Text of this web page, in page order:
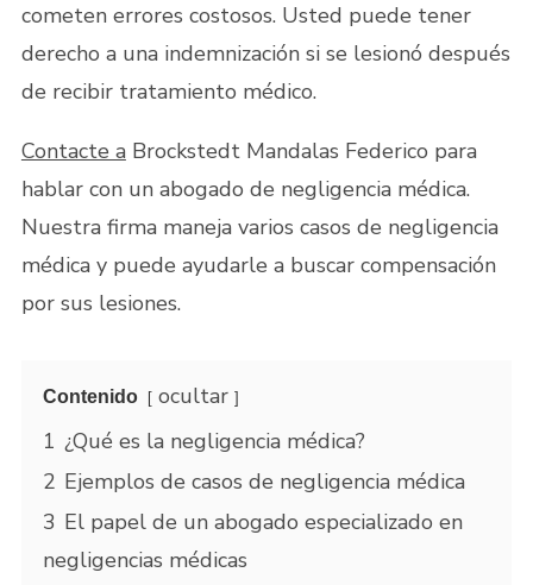
cometen errores costosos. Usted puede tener
derecho a una indemnización si se lesionó después
de recibir tratamiento médico.
Contacte aBrockstedt Mandalas Federico para
hablar con un abogado de negligencia médica.
Nuestra firma maneja varios casos de negligencia
médica y puede ayudarle a buscar compensación
por sus lesiones.
Contenido
ocultar
1 ¿Qué es la negligencia médica?
2 Ejemplos de casos de negligencia médica
3 El papel de un abogado especializado en
negligencias médicas